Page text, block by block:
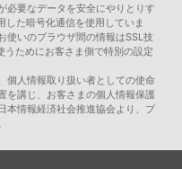
必要なデータを安全にやりとりす
た暗号化通信を使用していま
使いのブラウザ間の情報はSSL技
うためにお客さま側で特別の設定
個人情報取り扱い者としての使命
を講じ、お客さまの個人情報保護
本情報経済社会推進協会より、プ